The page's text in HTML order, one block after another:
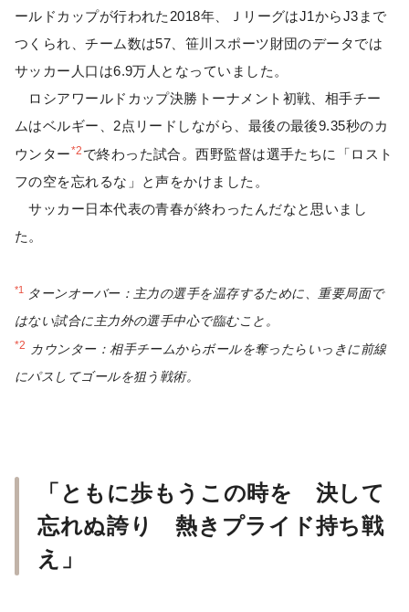
ールドカップが行われた2018年、ＪリーグはJ1からJ3まで
つくられ、チーム数は57、笹川スポーツ財団のデータでは
サッカー人口は6.9万人となっていました。
ロシアワールドカップ決勝トーナメント初戦、相手チー
ムはベルギー、2点リードしながら、最後の最後9.35秒のカ
ウンター*2 で終わった試合。西野監督は選手たちに「ロスト
フの空を忘れるな」と声をかけました。
サッカー日本代表の青春が終わったんだなと思いまし
た。
*1 ターンオーバー：主力の選手を温存するために、重要局面で
はない試合に主力外の選手中心で臨むこと。
*2 カウンター：相手チームからボールを奪ったらいっきに前線
にパスしてゴールを狙う戦術。
「ともに歩もうこの時を 決して
忘れぬ誇り 熱きプライド持ち戦
え」